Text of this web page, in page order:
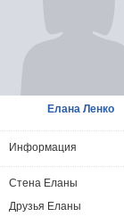
Елана Ленко
Информация
Стена Еланы
Друзья Еланы